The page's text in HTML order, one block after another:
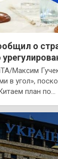
о
Максим
в угол»,
план по…